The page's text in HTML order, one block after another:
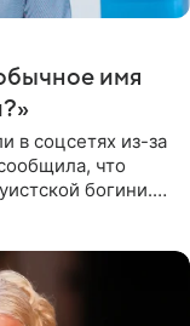
имя
в соцсетях из-за
что
богини.